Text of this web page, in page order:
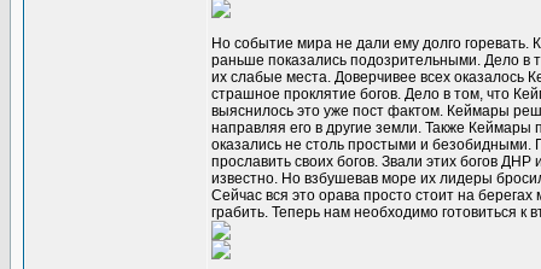
Но событие мира не дали ему долго
раньше показались подозрительными. Дело в
их слабые места. Доверчивее всех оказалось
страшное проклятие богов. Дело в том, что
выяснилось это уже пост фактом. Кеймары
направляя его в другие земли. Также
оказались не столь простыми и
прославить своих богов. Звали этих богов
известно. Но взбушевав море их лидеры
Сейчас вся это орава просто стоит на
грабить. Теперь нам необходимо готовиться